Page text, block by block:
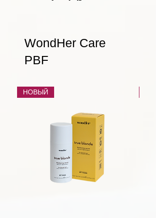
WondHer Care
PBF
НОВЫЙ